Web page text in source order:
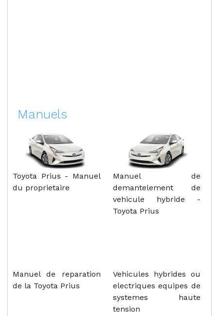
Manuels
Toyota Prius - Manuel
du proprietaire
Manuel de
demantelement de
vehicule hybride -
Toyota Prius
Manuel de reparation
de la Toyota Prius
Vehicules hybrides ou
electriques equipes de
systemes haute
tension